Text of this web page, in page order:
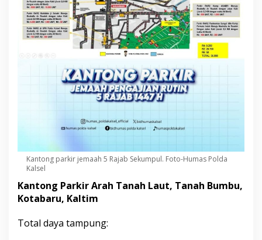
Kantong parkir jemaah 5 Rajab Sekumpul. Foto-Humas Polda
Kalsel
Kantong Parkir Arah Tanah Laut, Tanah Bumbu,
Kotabaru, Kaltim
Total daya tampung: